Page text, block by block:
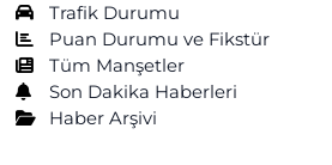
Trafik Durumu
Puan Durumu ve Fikstür
Tüm Manşetler
Son Dakika Haberleri
Haber Arşivi